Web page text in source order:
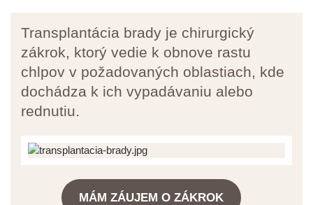
Transplantácia brady je chirurgický
zákrok, ktorý vedie k obnove rastu
chlpov v požadovaných oblastiach, kde
dochádza k ich vypadávaniu alebo
rednutiu.
MÁM ZÁUJEM O ZÁKROK